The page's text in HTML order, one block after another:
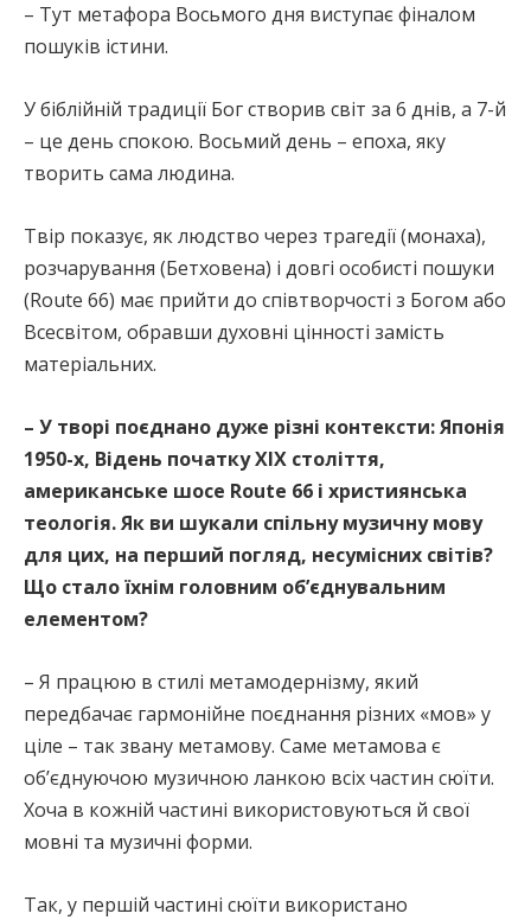
– Тут метафора Восьмого дня виступає фіналом
пошуків істини.
У біблійній традиції Бог створив світ за 6 днів, а 7-й
– це день спокою. Восьмий день – епоха, яку
творить сама людина.
Твір показує, як людство через трагедії (монаха),
розчарування (Бетховена) і довгі особисті пошуки
(Route 66) має прийти до співтворчості з Богом або
Всесвітом, обравши духовні цінності замість
матеріальних.
– У творі поєднано дуже різні контексти: Японія
1950-х, Відень початку XIX століття,
американське шосе Route 66 і християнська
теологія. Як ви шукали спільну музичну мову
для цих, на перший погляд, несумісних світів?
Що стало їхнім головним об’єднувальним
елементом?
– Я працюю в стилі метамодернізму, який
передбачає гармонійне поєднання різних «мов» у
ціле – так звану метамову. Саме метамова є
об’єднуючою музичною ланкою всіх частин сюїти.
Хоча в кожній частині використовуються й свої
мовні та музичні форми.
Так, у першій частині сюїти використано